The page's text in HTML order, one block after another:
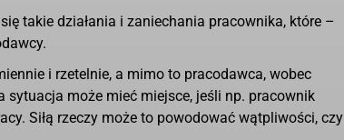
takie działania i zaniechania pracownika, które –
i rzetelnie, a mimo to pracodawca, wobec
może mieć miejsce, jeśli np. pracownik
Siłą rzeczy może to powodować wątpliwości, czy